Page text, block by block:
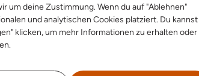
um deine Zustimmung. Wenn du auf "Ablehnen"
und analytischen Cookies platziert. Du kannst
klicken, um mehr Informationen zu erhalten oder